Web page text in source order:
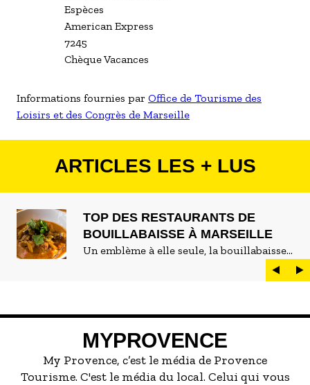
Espèces
American Express
7245
Chèque Vacances
Informations fournies par Office de Tourisme des
Loisirs et des Congrès de Marseille
ARTICLES LES + LUS
TOP DES RESTAURANTS DE
BOUILLABAISSE À MARSEILLE
Un emblème à elle seule, la bouillabaisse
est LE plat marseillais par excellence. On
peut d'ailleurs vite être submergé·e par la
servir la meilleure...
MYPROVENCE
My Provence, c’est le média de Provence
Tourisme. C'est le média du local. Celui qui vous